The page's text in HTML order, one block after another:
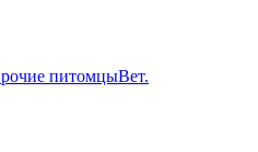
питомцыВет.